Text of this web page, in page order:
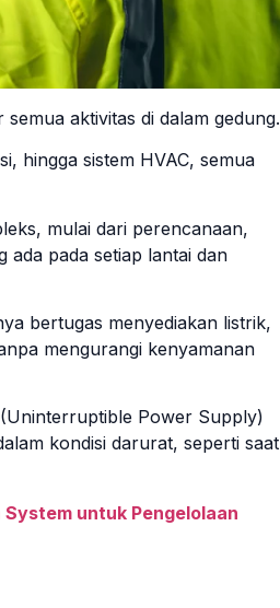
aktivitas di dalam gedung.
hingga sistem HVAC, semua
mulai dari perencanaan,
ada pada setiap lantai dan
bertugas menyediakan listrik,
mengurangi kenyamanan
Power Supply)
kondisi darurat, seperti saat
untuk Pengelolaan